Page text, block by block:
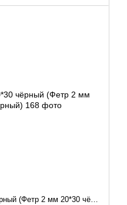
Фетр 2 мм 20*30 чёрный (Фетр 2 мм 20*30 чёрный)